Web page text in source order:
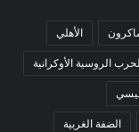
الأهلي
الروسية الأوكرانية
الضفة الغربية